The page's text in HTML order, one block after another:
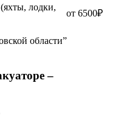
лодки,
от 6500₽
области”
–